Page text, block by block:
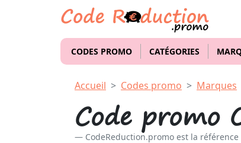
CODES PROMO CATÉGORIES
Accueil Codes promo Marques
Code promo
CodeReduction.promo est la